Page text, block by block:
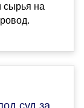
сырья на
суд за